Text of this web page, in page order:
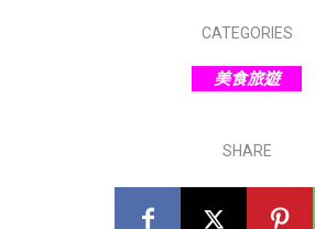
CATEGORIES
美食旅遊
SHARE